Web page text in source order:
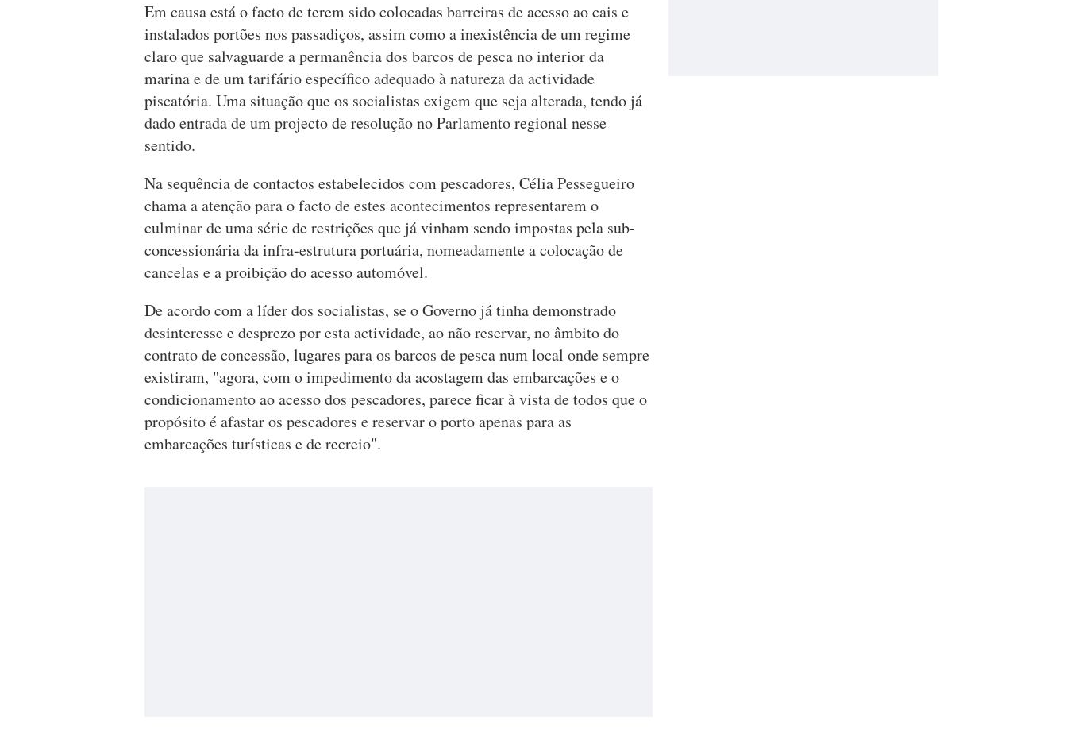
Em causa está o facto de terem sido colocadas barreiras de acesso ao cais e
instalados portões nos passadiços, assim como a inexistência de um regime
claro que salvaguarde a permanência dos barcos de pesca no interior da
marina e de um tarifário específico adequado à natureza da actividade
piscatória. Uma situação que os socialistas exigem que seja alterada, tendo já
dado entrada de um projecto de resolução no Parlamento regional nesse
sentido.
Na sequência de contactos estabelecidos com pescadores, Célia Pessegueiro
chama a atenção para o facto de estes acontecimentos representarem o
culminar de uma série de restrições que já vinham sendo impostas pela sub-
concessionária da infra-estrutura portuária, nomeadamente a colocação de
cancelas e a proibição do acesso automóvel.
De acordo com a líder dos socialistas, se o Governo já tinha demonstrado
desinteresse e desprezo por esta actividade, ao não reservar, no âmbito do
contrato de concessão, lugares para os barcos de pesca num local onde sempre
existiram, "agora, com o impedimento da acostagem das embarcações e o
condicionamento ao acesso dos pescadores, parece ficar à vista de todos que o
propósito é afastar os pescadores e reservar o porto apenas para as
embarcações turísticas e de recreio".